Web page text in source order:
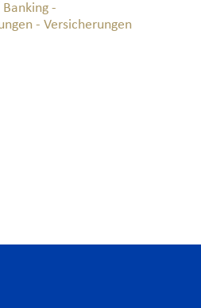
-
- Versicherungen